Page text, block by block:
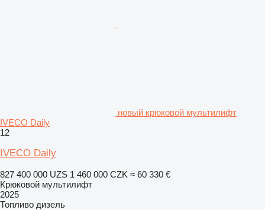
новый крюковой мультилифт
IVECO Daily
12
IVECO Daily
827 400 000 UZS 1 460 000 CZK ≈ 60 330 €
Крюковой мультилифт
2025
Топливо дизель